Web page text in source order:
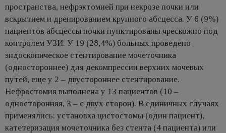
пространства, нефрэктомией при некрозе почки или
вскрытием и дренированием крупного абсцесса. У 6 (9%)
пациентов абсцессы почки пунктированы чрескожно под
контролем УЗИ. У 19 (28,4%) больных проведено
эндоскопическое стентирование мочеточника
(одностороннее) для декомпрессии верхних мочевых
путей, еще у 2 – двустороннее стентирование.
Нефростомия выполнена у 13 пациентов (10 –
односторонняя, 3 – с двух сторон). В единичных случаях
применялись: установка цистостомы (один пациент),
катетеризация мочеточника без стента (4 пациента) или